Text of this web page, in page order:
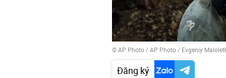
© AP Photo / AP Photo / Evgeniy
Đăng ký